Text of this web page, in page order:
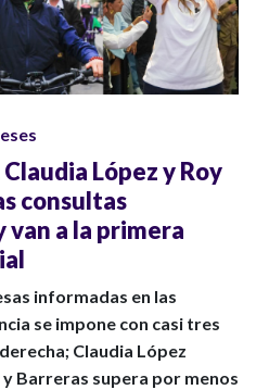
López y Roy
consultas
a la primera
informadas en las
se impone con casi tres
Claudia López
Barreras supera por menos